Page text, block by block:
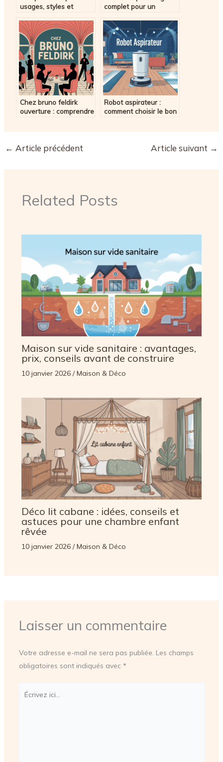
usages, styles et
singulier
complet pour un
élégant
Chez bruno feldirk
ouverture : comprendre
Robot aspirateur :
comment choisir le bon
← Article précédent Article suivant →
Related Posts
Maison sur vide sanitaire : avantages,
prix, conseils avant de construire
10 janvier 2026 /Maison & Déco
Déco lit cabane : idées, conseils et
astuces pour une chambre enfant
rêvée
10 janvier 2026 /Maison & Déco
Laisser un commentaire
Votre adresse e-mail ne sera pas publiée. Les champs
obligatoires sont indiqués avec *